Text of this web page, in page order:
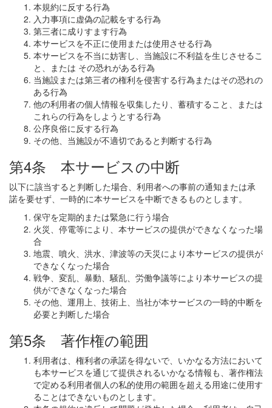
本規約に反する行為
入力事項に虚偽の記載をする行為
第三者に成りすます行為
本サービスを不正に使用または使用させる行為
本サービスを不当に妨害し、当施設に不利益を生じさせるこ
と、または その恐れがある行為
当施設または第三者の権利を侵害する行為またはその恐れの
ある行為
他の利用者の個人情報を収集したり、蓄積すること、または
これらの行為をしようとする行為
公序良俗に反する行為
その他、当施設が不適切であると判断する行為
第4条 本サービスの中断
以下に該当すると判断した場合、利用者への事前の通知または承
諾を要せず、一時的に本サービスを中断できるものとします。
保守を定期的または緊急に行う場合
火災、停電等により、本サービスの提供ができなくなった場
合
地震、噴火、洪水、津波等の天災により本サービスの提供が
できなくなった場合
戦争、変乱、暴動、騒乱、労働争議等により本サービスの提
供ができなくなった場合
その他、運用上、技術上、当社が本サービスの一時的中断を
必要と判断した場合
第5条 著作権の範囲
利用者は、権利者の承諾を得ないで、いかなる方法において
も本サービスを通じて提供されるいかなる情報も、著作権法
で定める利用者個人の私的使用の範囲を超える用途に使用す
ることはできないものとします。